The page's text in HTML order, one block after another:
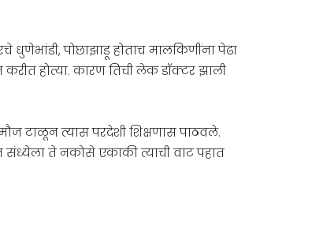
पोछाझाडू होताच मालकिणींना पेढा
होत्या. कारण तिची लेक डॉक्टर झाली
टाळून त्यास परदेशी शिक्षणास पाठवले.
ते नकोसे एकाकी त्याची वाट पहात